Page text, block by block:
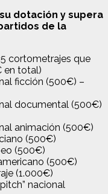
dotación y supera
de la
cortometrajes que
en total)
ficción (500€) –
documental (500€)
animación (500€)
(500€)
(500€)
(500€)
(1.000€)
nacional